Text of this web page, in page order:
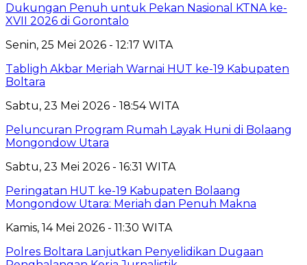
Dukungan Penuh untuk Pekan Nasional KTNA ke-
XVII 2026 di Gorontalo
Senin, 25 Mei 2026 - 12:17 WITA
Tabligh Akbar Meriah Warnai HUT ke-19 Kabupaten
Boltara
Sabtu, 23 Mei 2026 - 18:54 WITA
Peluncuran Program Rumah Layak Huni di Bolaang
Mongondow Utara
Sabtu, 23 Mei 2026 - 16:31 WITA
Peringatan HUT ke-19 Kabupaten Bolaang
Mongondow Utara: Meriah dan Penuh Makna
Kamis, 14 Mei 2026 - 11:30 WITA
Polres Boltara Lanjutkan Penyelidikan Dugaan